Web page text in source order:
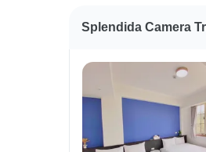
Splendida Camera